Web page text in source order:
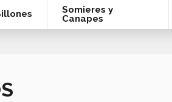
Somieres y
Canapes